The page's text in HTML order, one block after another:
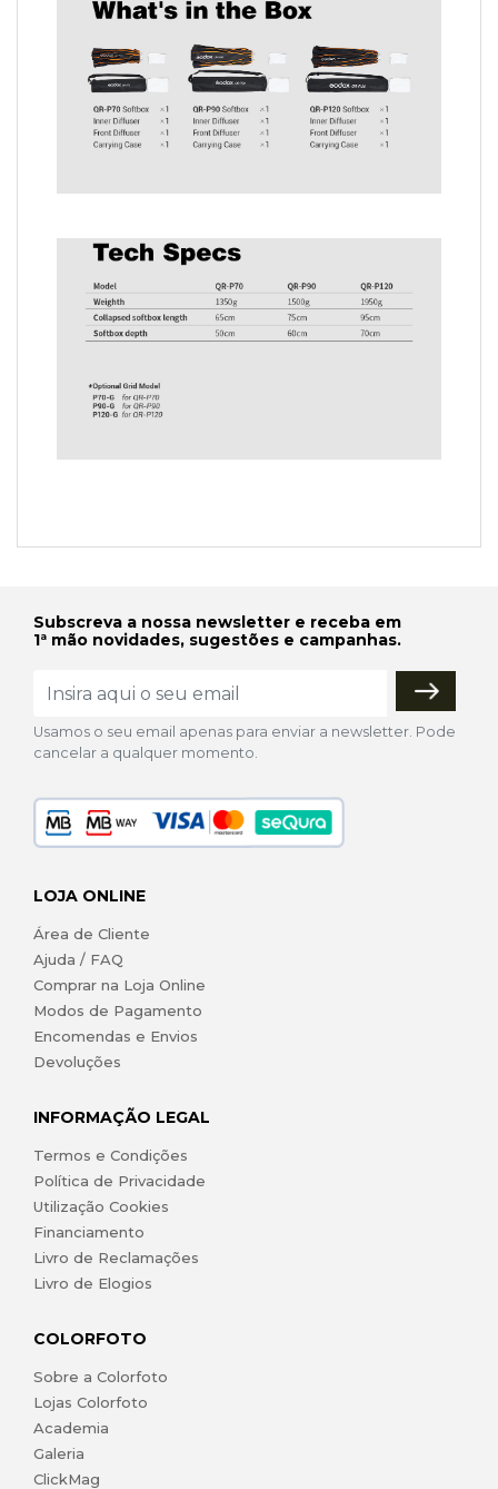
Subscreva a nossa newsletter e receba em
1ª mão novidades, sugestões e campanhas.
Usamos o seu email apenas para enviar a newsletter. Pode
cancelar a qualquer momento.
LOJA ONLINE
Área de Cliente
Ajuda / FAQ
Comprar na Loja Online
Modos de Pagamento
Encomendas e Envios
Devoluções
INFORMAÇÃO LEGAL
Termos e Condições
Política de Privacidade
Utilização Cookies
Financiamento
Livro de Reclamações
Livro de Elogios
COLORFOTO
Sobre a Colorfoto
Lojas Colorfoto
Academia
Galeria
ClickMag